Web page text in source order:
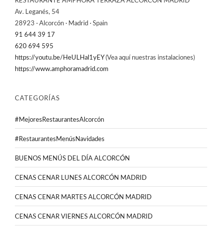
Av. Leganés, 54
28923 · Alcorcón · Madrid · Spain
91 644 39 17
620 694 595
https://youtu.be/HeULHal1yEY(Vea aquí nuestras instalaciones)
https://www.amphoramadrid.com
CATEGORÍAS
#MejoresRestaurantesAlcorcón
#RestaurantesMenúsNavidades
BUENOS MENÚS DEL DÍA ALCORCÓN
CENAS CENAR LUNES ALCORCÓN MADRID
CENAS CENAR MARTES ALCORCÓN MADRID
CENAS CENAR VIERNES ALCORCÓN MADRID